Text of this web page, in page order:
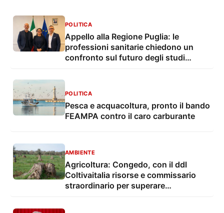
POLITICA
Appello alla Regione Puglia: le
professioni sanitarie chiedono un
confronto sul futuro degli studi
POLITICA
Pesca e acquacoltura, pronto il bando
FEAMPA contro il caro carburante
AMBIENTE
Agricoltura: Congedo, con il ddl
Coltivaitalia risorse e commissario
straordinario per superare